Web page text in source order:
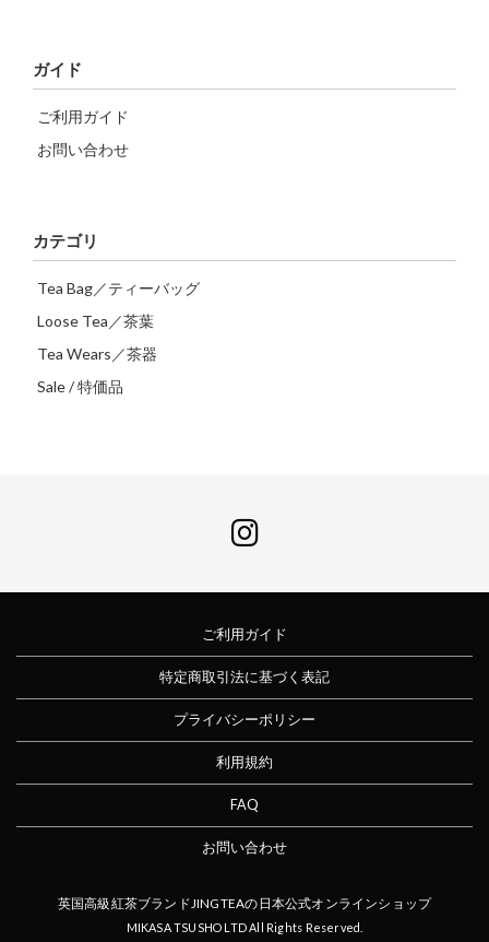
ガイド
ご利用ガイド
お問い合わせ
カテゴリ
Tea Bag／ティーバッグ
Loose Tea／茶葉
Tea Wears／茶器
Sale / 特価品
ご利用ガイド
特定商取引法に基づく表記
プライバシーポリシー
利用規約
FAQ
お問い合わせ
英国高級紅茶ブランドJINGTEAの日本公式オンラインショップ
MIKASA TSUSHO LTD All Rights Reserved.